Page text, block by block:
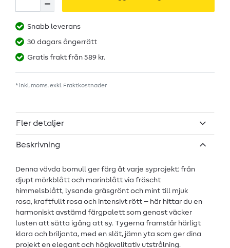
Snabb leverans
30 dagars ångerrätt
Gratis frakt från 589 kr.
* inkl. moms. exkl. Fraktkostnader
Fler detaljer
Beskrivning
Denna vävda bomull ger färg åt varje syprojekt: från
djupt mörkblått och marinblått via fräscht
himmelsblått, lysande gräsgrönt och mint till mjuk
rosa, kraftfullt rosa och intensivt rött – här hittar du en
harmoniskt avstämd färgpalett som genast väcker
lusten att sätta igång att sy. Tygerna framstår härligt
klara och briljanta, med en slät, jämn yta som ger dina
projekt en elegant och högkvalitativ utstrålning.